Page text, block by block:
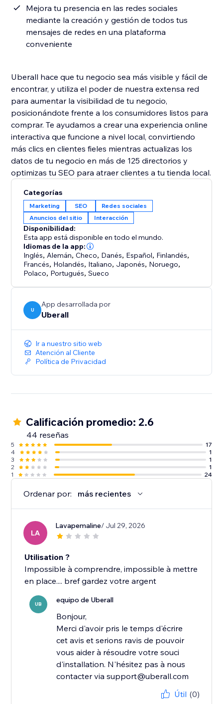
Mejora tu presencia en las redes sociales
mediante la creación y gestión de todos tus
mensajes de redes en una plataforma
conveniente
Uberall hace que tu negocio sea más visible y fácil de
encontrar, y utiliza el poder de nuestra extensa red
para aumentar la visibilidad de tu negocio,
posicionándote frente a los consumidores listos para
comprar. Te ayudamos a crear una experiencia online
interactiva que funcione a nivel local, convirtiendo
más clics en clientes fieles mientras actualizas los
datos de tu negocio en más de 125 directorios y
optimizas tu SEO para atraer clientes a tu tienda local.
Categorías
Marketing SEO
Redes sociales
Anuncios del sitio
Interacción
Disponibilidad:
Esta app está disponible en todo el mundo.
Idiomas de la app:
Inglés, Alemán,Checo, Danés, Español, Finlandés,
Francés, Holandés, Italiano, Japonés, Noruego,
Polaco, Portugués,Sueco
U
App desarrollada por
Uberall
Ir a nuestro sitio web
Atención al Cliente
Política de Privacidad
Calificación promedio: 2.6
44 reseñas
5
17
4
1
3
1
2
1
1
24
Ordenar por: más recientes
LA
Lavapemaline/ Jul 29, 2026
Utilisation ?
Impossible à comprendre, impossible à mettre
en place.... bref gardez votre argent
UB equipo de Uberall
Bonjour,
Merci d'avoir pris le temps d'écrire
cet avis et serions ravis de pouvoir
vous aider à résoudre votre souci
d'installation. N'hésitez pas à nous
contacter via support@uberall.com
Útil (0)